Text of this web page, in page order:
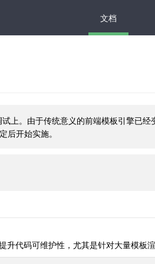
文档
上。由于传统意义的前端模板引擎已经
后开始实施。
代码可维护性，尤其是针对大量模板渲